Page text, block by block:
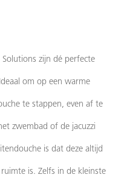
Solutions zijn dé perfecte
om op een warme
te stappen, even af te
zwembad of de jacuzzi
is dat deze altijd
is. Zelfs in de kleinste